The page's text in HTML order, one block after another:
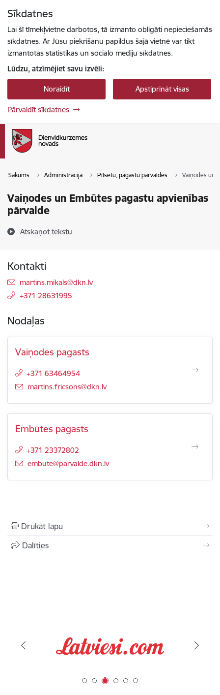
Sīkdatnes
Lai šī tīmekļvietne darbotos, tā izmanto obligāti nepieciešamās
sīkdatnes. Ar Jūsu piekrišanu papildus šajā vietnē var tikt
izmantotas statistikas un sociālo mediju sīkdatnes.
Lūdzu, atzīmējiet savu izvēli:
Noraidīt Apstiprināt visas
Pārvaldīt sīkdatnes
Sākums Administrācija Pilsētu, pagastu pārvaldes Vaiņodes un
Vaiņodes un Embūtes pagastu apvienības
pārvalde
Atskaņot tekstu
Kontakti
E-pasts:
martins.mikals@dkn.lv
+371 28631995
Nodaļas
Vaiņodes pagasts
+371 63464954
E-pasts:
martins.fricsons@dkn.lv
Embūtes pagasts
+371 23372802
E-pasts:
embute@parvalde.dkn.lv
Drukāt lapu
Dalīties